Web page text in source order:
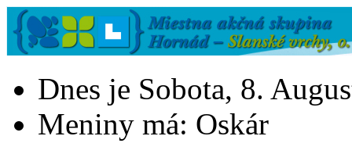
Dnes je Sobota, 8.
Meniny má: Oskár